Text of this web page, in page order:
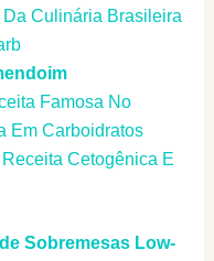
Culinária Brasileira
Famosa No
Em Carboidratos
Cetogênica E
Sobremesas Low-